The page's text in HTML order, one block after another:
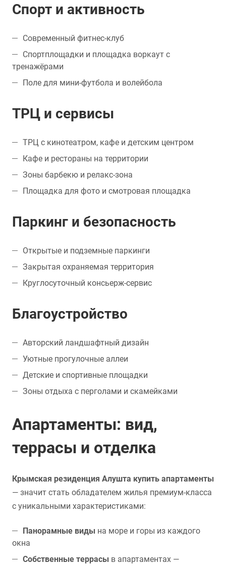
Спорт и активность
Современный фитнес-клуб
Спортплощадки и площадка воркаут с
тренажёрами
Поле для мини-футбола и волейбола
ТРЦ и сервисы
ТРЦ с кинотеатром, кафе и детским центром
Кафе и рестораны на территории
Зоны барбекю и релакс-зона
Площадка для фото и смотровая площадка
Паркинг и безопасность
Открытые и подземные паркинги
Закрытая охраняемая территория
Круглосуточный консьерж-сервис
Благоустройство
Авторский ландшафтный дизайн
Уютные прогулочные аллеи
Детские и спортивные площадки
Зоны отдыха с перголами и скамейками
Апартаменты: вид,
террасы и отделка
Крымская резиденция Алушта купить апартаменты
— значит стать обладателем жилья премиум-класса
с уникальными характеристиками:
Панорамные виды на море и горы из каждого
окна
Собственные террасы в апартаментах —